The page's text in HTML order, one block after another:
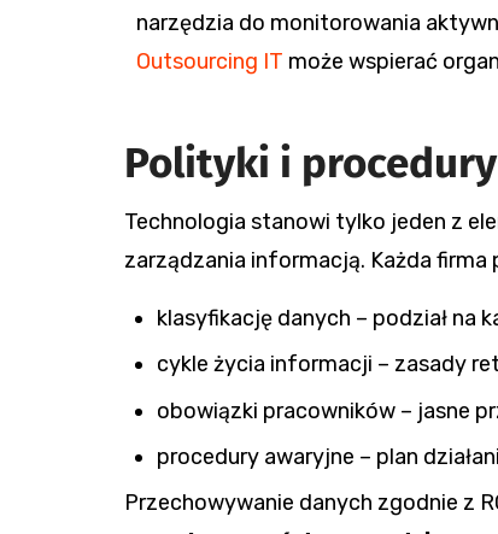
narzędzia do monitorowania
Outsourcing IT może wspierać
Polityki i
Technologia stanowi tylko jeden z
zarządzania informacją. Każda
klasyfikację danych – podział na
cykle życia informacji – zasady
obowiązki pracowników – jasne
procedury awaryjne – plan
Przechowywanie danych zgodnie z